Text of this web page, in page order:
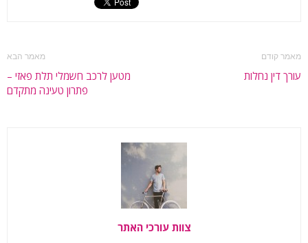
מאמר קודם
עורך דין נחלות
מאמר הבא
מטען לרכב חשמלי תלת פאזי –
פתרון טעינה מתקדם
צוות עורכי האתר